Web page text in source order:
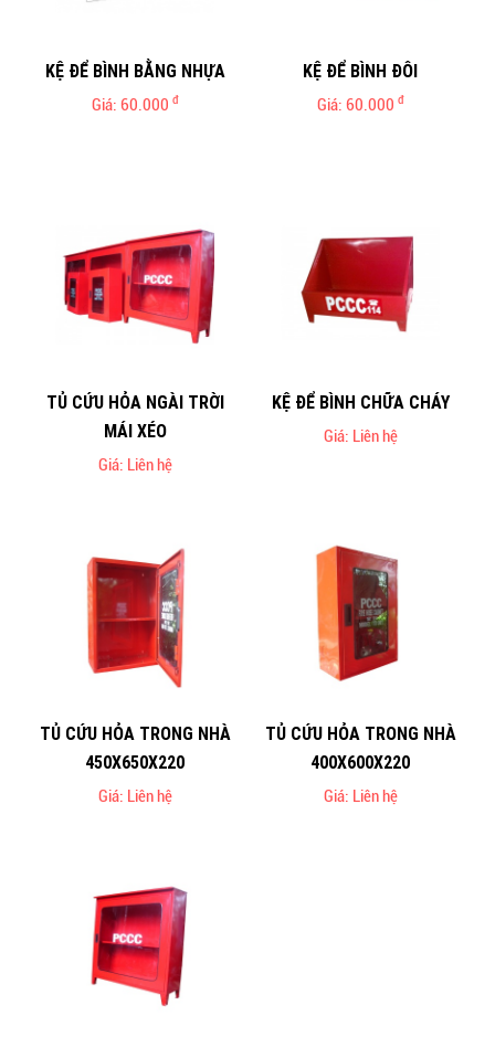
KỆ ĐỂ BÌNH BẰNG NHỰA
Giá: 60.000 đ
KỆ ĐỂ BÌNH ĐÔI
Giá: 60.000 đ
TỦ CỨU HỎA NGÀI TRỜI
MÁI XÉO
Giá: Liên hệ
KỆ ĐỂ BÌNH CHỮA CHÁY
Giá: Liên hệ
TỦ CỨU HỎA TRONG NHÀ
450X650X220
Giá: Liên hệ
TỦ CỨU HỎA TRONG NHÀ
400X600X220
Giá: Liên hệ